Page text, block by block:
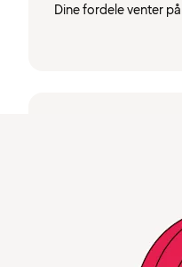
Dine fordele venter